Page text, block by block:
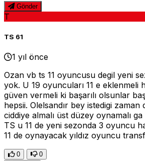
Gönder
T
TS 61
1 yıl önce
Ozan vb ts 11 oyuncusu degil yeni
yok. U 19 oyuncuları 11 e eklenmeli
güven vermeli ki başarılı olsunlar
hepsii. Olelsandır bey istedigi zaman
ciddiye almalı üst düzey oynamalı ga
TS u 11 de yeni sezonda 3 oyuncu
11 de oynayacak yıldız oyuncu
0
0